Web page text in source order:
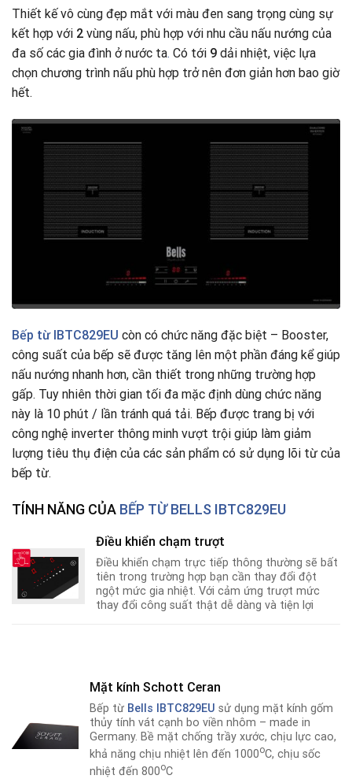
Thiết kế vô cùng đẹp mắt với màu đen sang trọng cùng sự
kết hợp với 2 vùng nấu, phù hợp với nhu cầu nấu nướng của
đa số các gia đình ở nước ta. Có tới 9 dải nhiệt, việc lựa
chọn chương trình nấu phù hợp trở nên đơn giản hơn bao giờ
hết.
Bếp từ IBTC829EU còn có chức năng đặc biệt – Booster,
công suất của bếp sẽ được tăng lên một phần đáng kể giúp
nấu nướng nhanh hơn, cần thiết trong những trường hợp
gấp. Tuy nhiên thời gian tối đa mặc định dùng chức năng
này là 10 phút / lần tránh quá tải. Bếp được trang bị với
công nghệ inverter thông minh vượt trội giúp làm giảm
lượng tiêu thụ điện của các sản phẩm có sử dụng lõi từ của
bếp từ.
TÍNH NĂNG CỦA BẾP TỪ BELLS IBTC829EU
Điều khiển chạm trượt
Điều khiển chạm trực tiếp thông thường sẽ bất
tiên trong trường hợp bạn cần thay đổi đột
ngột mức gia nhiệt. Với cảm ứng trượt mức
thay đổi công suất thật dễ dàng và tiện lợi
Mặt kính Schott Ceran
Bếp từ Bells IBTC829EU sử dụng mặt kính gốm
thủy tính vát cạnh bo viền nhôm – made in
Germany. Bề mặt chống trầy xước, chịu lực cao,
khả năng chịu nhiệt lên đến 1000oC, chịu sốc
nhiệt đến 800oC